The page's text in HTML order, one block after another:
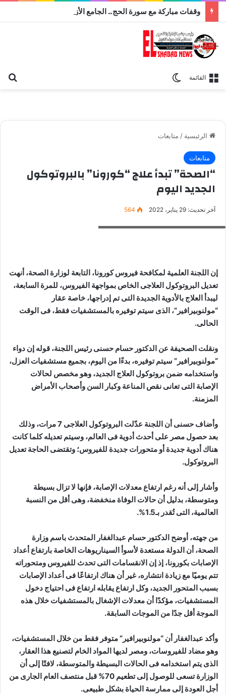
القائمة
الرئيسية / متابعات
متابعات
“الصحة” تبدأ علاج “كورونا” بالبروتوكول
الجديد اليوم
آخر تحديث: 29 يناير، 2022 564
إن اللجنة العلمية لمكافحة فيروس كورونا، التابعة لوزارة الصحة، أنهت
تعديل البروتوكول العلاجى الخاص بمواجهة الفيروس، للمرة السابعة،
ليبدأ العلاج بالأدوية الجديدة التى تم إدراجها، خاصة عقار
“مولنوبيرافير”، الذى سيتم توفيره بالمستشفيات فقط، فى الوقت
الحالى.
ونقلت الصحيفة عن الدكتور حسام حسنى رئيس اللجنة، قوله إن دواء
“مولنوبيرافير” سيتم توفيره، بدءًا من اليوم، بجميع مستشفيات العزل،
واستخدامه ضمن بروتوكول العلاج الجديد، وهو مخصص لحالات
الإصابة التى تعانى نقص المناعة وكبار السن وأصحاب الأمراض
المزمنة.
وأضاف حسنى أن اللجنة عدّلت البروتوكول العلاجى 7 مرات، وذلك
بعد حصول مصر على أحدث أدوية فى العالم، وسيتم تعديله كلما كانت
هناك أدوية جديدة أو متحورات جديدة للفيروس؛ وتقتضى الحاجة تعديل
البروتوكول.
وأشار إلى أنه رغم ارتفاع معدلات الإصابة، فإنها لا تزال بسيطة
ومتوسطة، بدليل أن حالات الوفاة منخفضة، وهى أقل من النسبة
العالمية، التى تُقدر بـ1.5%.
من جهته، أوضح الدكتور حسام عبدالغفار المتحدث باسم وزارة
الصحة، أن الدولة مستعدة لأسوأ السيناريوهات الخاصة بارتفاع أعداد
الإصابات بكورونا، إذ إن الانقسامات التى تحدث للفيروس ومتحوراته
تتم يوميًا مع زيادة انتشاره، غير أن هناك ارتفاعًا فى أعداد الإصابات
بسبب المتحور الجديد، وكل ارتفاع يقابله ارتفاع فى احتياج دخول
المستشفيات، مؤكدًا أن معدلات الإشغال بالمستشفيات خلال هذه
الموجة أقل جدًا من الموجات السابقة.
وأكد عبدالغفار أن “مولنوبيرافير” متوفر فقط من خلال المستشفيات،
وهو مضاد للفيروسات، ومصر لديها المواد الخام لتصنيع هذا العقار،
الذى يتم استخدامه فى الحالات البسيطة والمتوسطة، لافتًا إلى أن
الوزارة تسعى للوصول إلى تطعيم 70% قبل منتصف العام الجارى من
أجل العودة إلى ممارسة الحياة بشكل طبيعى.